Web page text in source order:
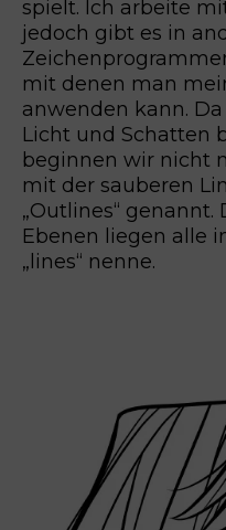
spielt. Ich arbeite
jedoch gibt es in
mit denen man
anwenden kann.
Licht und Schatten
beginnen wir nicht
mit der sauberen
„Outlines“
Ebenen liegen alle
„lines“ nenne.